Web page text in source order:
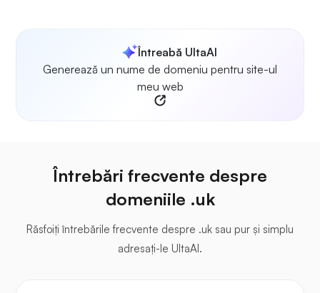
Întreabă UltaAI
Generează un nume de domeniu pentru site-ul
meu web
Întrebări frecvente despre
domeniile .uk
Răsfoiți întrebările frecvente despre .uk sau pur și simplu
adresați-le UltaAI.